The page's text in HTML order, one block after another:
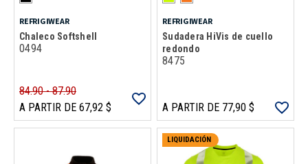
REFRIGIWEAR
Chaleco Softshell
0494
84.90 - 87.90
A PARTIR DE 67,92 $
REFRIGIWEAR
Sudadera HiVis de cuello
redondo
8475
A PARTIR DE 77,90 $
LIQUIDACIÓN